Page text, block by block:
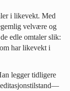
i likevekt. Med
velvære og
edle omtaler slik:
har likevekt i
legger tidligere